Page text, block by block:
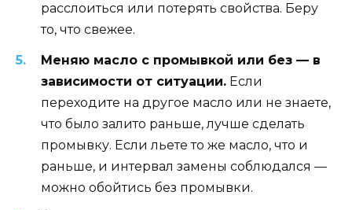
расслоиться или потерять свойства. Беру
то, что свежее.
Меняю масло с промывкой или без — в
зависимости от ситуации. Если
переходите на другое масло или не знаете,
что было залито раньше, лучше сделать
промывку. Если льете то же масло, что и
раньше, и интервал замены соблюдался —
можно обойтись без промывки.